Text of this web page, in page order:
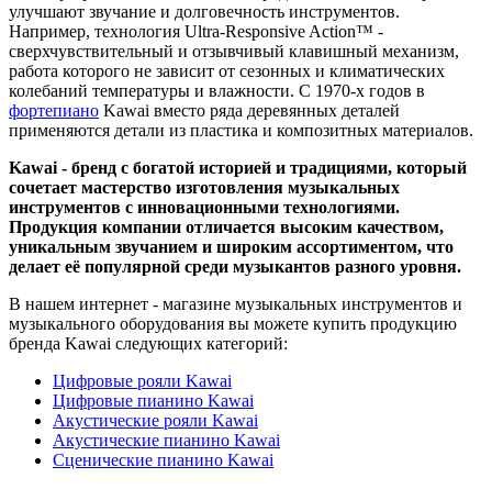
улучшают звучание и долговечность инструментов.
Например, технология Ultra-Responsive Action™ -
сверхчувствительный и отзывчивый клавишный механизм,
работа которого не зависит от сезонных и климатических
колебаний температуры и влажности. С 1970-х годов в
фортепиано Kawai вместо ряда деревянных деталей
применяются детали из пластика и композитных материалов.
Kawai - бренд с богатой историей и традициями, который
сочетает мастерство изготовления музыкальных
инструментов с инновационными технологиями.
Продукция компании отличается высоким качеством,
уникальным звучанием и широким ассортиментом, что
делает её популярной среди музыкантов разного уровня.
В нашем интернет - магазине музыкальных инструментов и
музыкального оборудования вы можете купить продукцию
бренда Kawai следующих категорий:
Цифровые рояли Kawai
Цифровые пианино Kawai
Акустические рояли Kawai
Акустические пианино Kawai
Сценические пианино Kawai